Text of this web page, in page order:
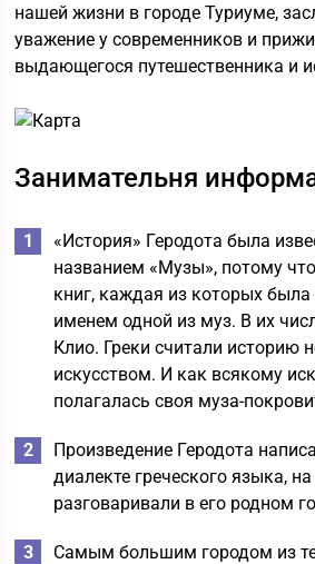
нашей жизни в городе Туриуме,
уважение у современников и
выдающегося путешественника и
Занимательня
«История» Геродота была
названием «Музы», потому
книг, каждая из которых была
именем одной из муз. В их
Клио. Греки считали историю
искусством. И как всякому
полагалась своя муза-
Произведение Геродота
диалекте греческого языка,
разговаривали в его родном
Самым большим городом из